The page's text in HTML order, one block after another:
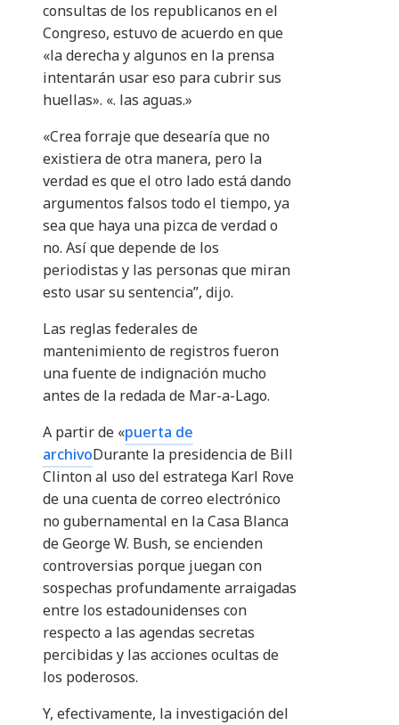
consultas de los republicanos en el
Congreso, estuvo de acuerdo en que
«la derecha y algunos en la prensa
intentarán usar eso para cubrir sus
huellas». «. las aguas.»
«Crea forraje que desearía que no
existiera de otra manera, pero la
verdad es que el otro lado está dando
argumentos falsos todo el tiempo, ya
sea que haya una pizca de verdad o
no. Así que depende de los
periodistas y las personas que miran
esto usar su sentencia”, dijo.
Las reglas federales de
mantenimiento de registros fueron
una fuente de indignación mucho
antes de la redada de Mar-a-Lago.
A partir de «puerta de
archivoDurante la presidencia de Bill
Clinton al uso del estratega Karl Rove
de una cuenta de correo electrónico
no gubernamental en la Casa Blanca
de George W. Bush, se encienden
controversias porque juegan con
sospechas profundamente arraigadas
entre los estadounidenses con
respecto a las agendas secretas
percibidas y las acciones ocultas de
los poderosos.
Y, efectivamente, la investigación del